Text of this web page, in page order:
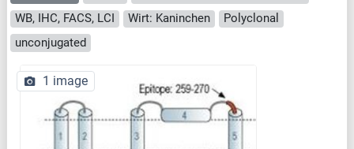
WB, IHC, FACS, LCI
Wirt: Kaninchen
Polyclonal
unconjugated
1 image